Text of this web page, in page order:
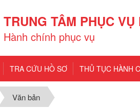
TRUNG TÂM PHỤC
Hành chính phục vụ
TRA CỨU HỒ SƠ THỦ TỤC HÀNH
Văn bản